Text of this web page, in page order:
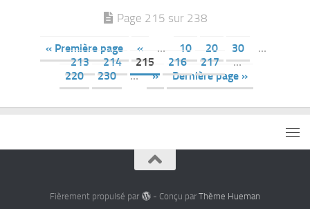
Page 215 sur 238
« Première page « … 10 20 30
…
213
214 215 216 217
…
220
230 … » Dernière page »
Fièrement propulsé par - Conçu par Thème Hueman